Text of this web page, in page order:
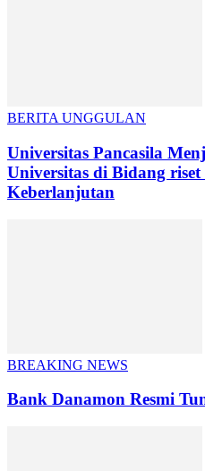
BERITA UNGGULAN
Universitas Pancasila
Universitas di Bidang
Keberlanjutan
BREAKING NEWS
Bank Danamon Resmi